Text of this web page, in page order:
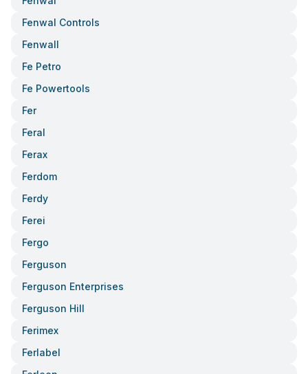
Fenwal Controls
Fenwall
Fe Petro
Fe Powertools
Fer
Feral
Ferax
Ferdom
Ferdy
Ferei
Fergo
Ferguson
Ferguson Enterprises
Ferguson Hill
Ferimex
Ferlabel